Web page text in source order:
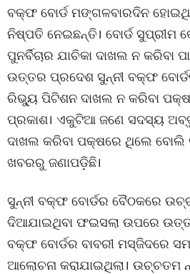
ବକ୍ଫ ବୋର୍ଡ ମଙ୍ଗଳବାରଦିନ
ନିଷ୍ପତି ନେଇଛନ୍ତି। ବୋର୍ଡ ସୁପ୍ରୀମ
ପୁନର୍ବିଚାର ଯାଚିକା ଦାଖଲ ନ କରିବା
ଉତ୍ତର ପ୍ରଦେଶ ସୁନ୍ନୀ ବକ୍ଫ
ରିଭ୍ୟୁ ପିଟିଶନ ଦାଖଲ ନ କରିବା
ପ୍ରକାଶ। ଏକୁଟିଆ ଜଣେ ସଦସ୍ୟ
ଦାଖଲ କରିବା ପକ୍ଷରେ ଥିଲେ ବୋଲି
ଖବରରୁ ଜଣାପଡ଼ିଛି।
ସୁନ୍ନୀ ବକ୍ଫ ବୋର୍ଡର ବୈଠକରେ
ଦିଆଯାଇଥିବା ଫଇସଲା ଉପରେ
ବକ୍ଫ ବୋର୍ଡର ବାବରୀ ମସ୍ଜିଦରେ
ଆଲୋଚନା କରାଯାଇଥିଲା। ଉଚ୍ଚତମ